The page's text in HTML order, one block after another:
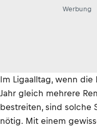
Werbung
Im Ligaalltag, wenn die
Jahr gleich mehrere
bestreiten, sind solche
nötig. Mit einem